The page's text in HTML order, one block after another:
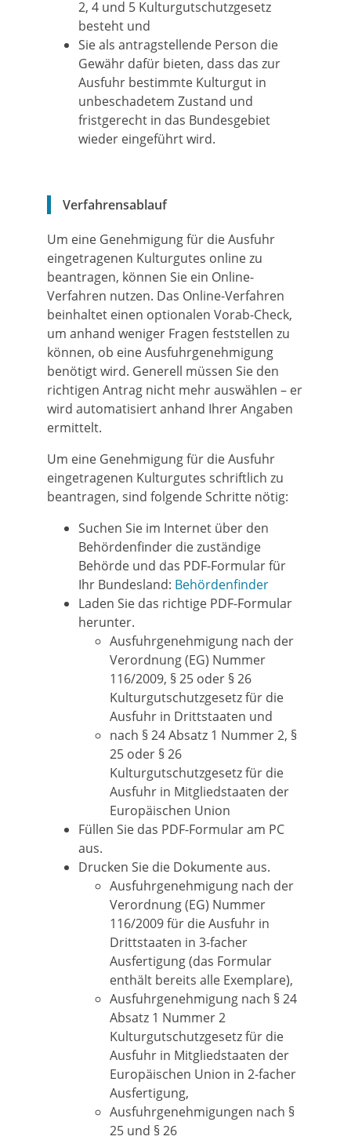
2, 4 und 5 Kulturgutschutzgesetz
besteht und
Sie als antragstellende Person die
Gewähr dafür bieten, dass das zur
Ausfuhr bestimmte Kulturgut in
unbeschadetem Zustand und
fristgerecht in das Bundesgebiet
wieder eingeführt wird.
Verfahrensablauf
Um eine Genehmigung für die Ausfuhr
eingetragenen Kulturgutes online zu
beantragen, können Sie ein Online-
Verfahren nutzen. Das Online-Verfahren
beinhaltet einen optionalen Vorab-Check,
um anhand weniger Fragen feststellen zu
können, ob eine Ausfuhrgenehmigung
benötigt wird. Generell müssen Sie den
richtigen Antrag nicht mehr auswählen – er
wird automatisiert anhand Ihrer Angaben
ermittelt.
Um eine Genehmigung für die Ausfuhr
eingetragenen Kulturgutes schriftlich zu
beantragen, sind folgende Schritte nötig:
Suchen Sie im Internet über den
Behördenfinder die zuständige
Behörde und das PDF-Formular für
Ihr Bundesland: Behördenfinder
Laden Sie das richtige PDF-Formular
herunter.
Ausfuhrgenehmigung nach der
Verordnung (EG) Nummer
116/2009, § 25 oder § 26
Kulturgutschutzgesetz für die
Ausfuhr in Drittstaaten und
nach § 24 Absatz 1 Nummer 2, §
25 oder § 26
Kulturgutschutzgesetz für die
Ausfuhr in Mitgliedstaaten der
Europäischen Union
Füllen Sie das PDF-Formular am PC
aus.
Drucken Sie die Dokumente aus.
Ausfuhrgenehmigung nach der
Verordnung (EG) Nummer
116/2009 für die Ausfuhr in
Drittstaaten in 3-facher
Ausfertigung (das Formular
enthält bereits alle Exemplare),
Ausfuhrgenehmigung nach § 24
Absatz 1 Nummer 2
Kulturgutschutzgesetz für die
Ausfuhr in Mitgliedstaaten der
Europäischen Union in 2-facher
Ausfertigung,
Ausfuhrgenehmigungen nach §
25 und § 26